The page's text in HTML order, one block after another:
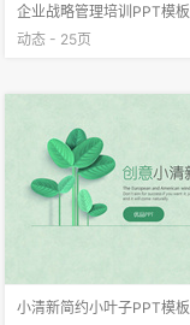
企业战略管理培训PPT模板
动态 - 25页
小清新简约小叶子PPT模板